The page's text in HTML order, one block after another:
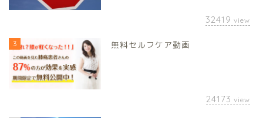
32419 view
3 無料セルフケア動画
24173 view